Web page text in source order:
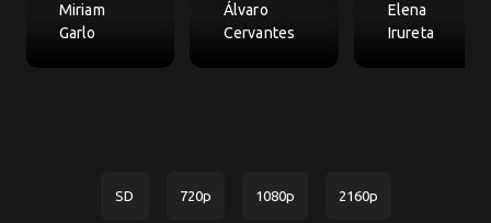
Miriam
Garlo
Álvaro
Cervantes
Elena
Irureta
SD 720p 1080p 2160p